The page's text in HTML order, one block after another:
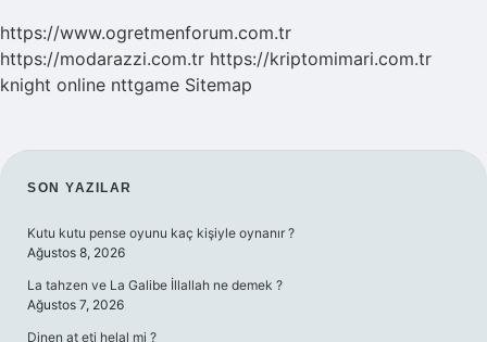
https://www.ogretmenforum.com.tr
https://modarazzi.com.tr https://kriptomimari.com.tr
knight online nttgame Sitemap
SIDEBAR
SON YAZILAR
Kutu kutu pense oyunu kaç kişiyle oynanır ?
Ağustos 8, 2026
La tahzen ve La Galibe İllallah ne demek ?
Ağustos 7, 2026
Dinen at eti helal mi ?